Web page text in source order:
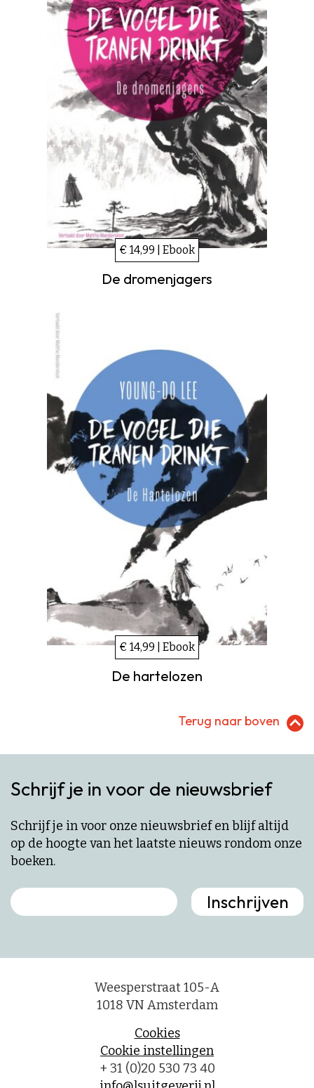
€ 14,99 | Ebook
De dromenjagers
€ 14,99 | Ebook
De hartelozen
Terug naar boven
Schrijf je in voor de nieuwsbrief
Schrijf je in voor onze nieuwsbrief en blijf altijd
op de hoogte van het laatste nieuws rondom onze
boeken.
Weesperstraat 105-A
1018 VN Amsterdam
Cookies
Cookie instellingen
+ 31 (0)20 530 73 40